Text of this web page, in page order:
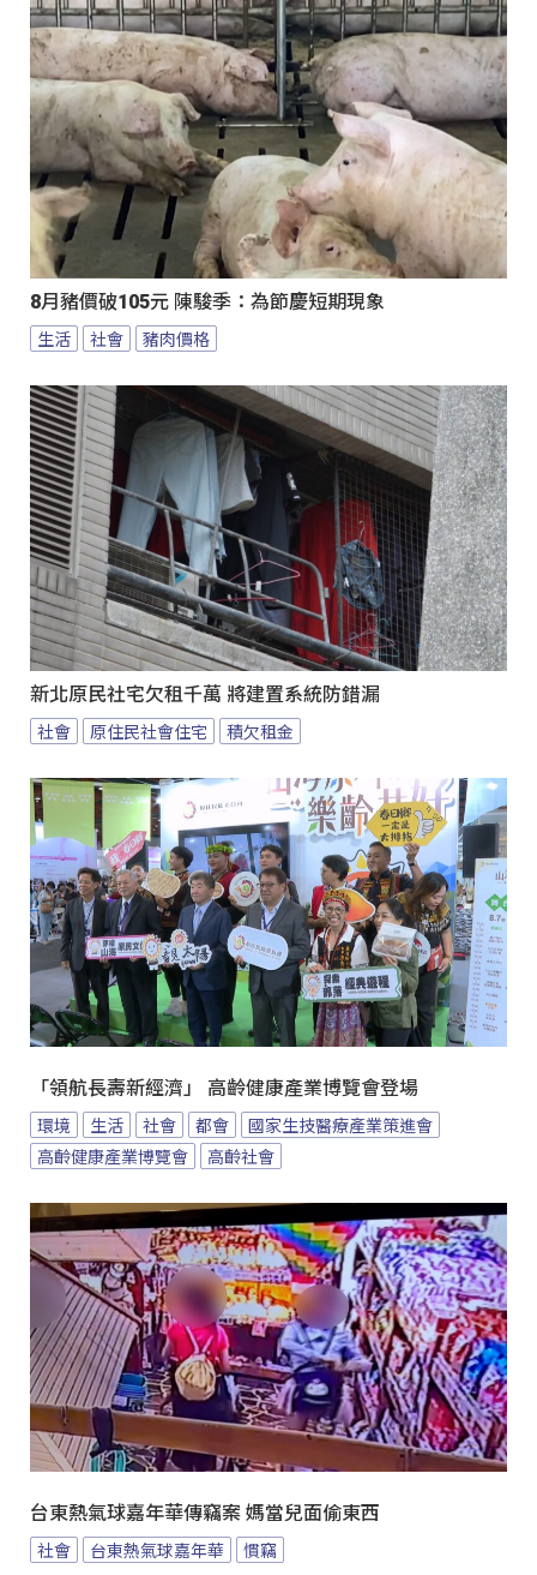
8月豬價破105元 陳駿季：為節慶短期現象
生活 社會 豬肉價格
新北原民社宅欠租千萬 將建置系統防錯漏
社會 原住民社會住宅 積欠租金
「領航長壽新經濟」 高齡健康產業博覽會登場
環境 生活 社會 都會
國家生技醫療產業策進會
高齡健康產業博覽會
高齡社會
台東熱氣球嘉年華傳竊案 媽當兒面偷東西
社會 台東熱氣球嘉年華 慣竊